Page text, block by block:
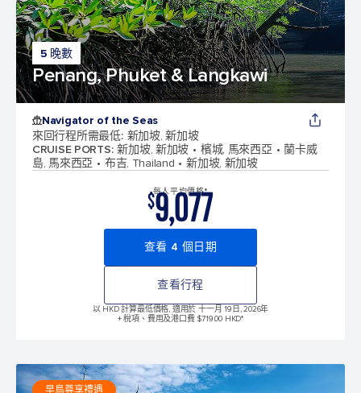
5 晚數
Penang, Phuket & Langkawi
Navigator of the Seas
來回行程所需最低: 新加坡, 新加坡
CRUISE PORTS: 新加坡, 新加坡 檳城, 馬來西亞
蘭卡威
島, 馬來西亞
布吉, Thailand 新加坡, 新加坡
每人平均價格*
$9,077
查看 4 個日期
查看行程
以 HKD 計算最低價格, 適用於 十一月 19日, 2026年
+ 稅項、費用及港口費 $719.00 HKD*
早鳥尊享禮遇